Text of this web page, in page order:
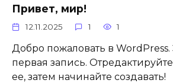
Привет, мир!
12.11.2025 1 1
Добро пожаловать в WordPress.
первая запись.
ее, затем начинайте создавать!